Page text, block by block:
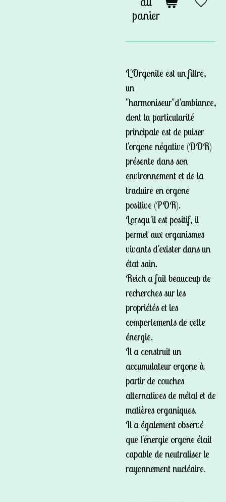
panier
L'Orgonite est un filtre,
un
"harmoniseur"d'ambiance,
dont la particularité
principale est de puiser
l'orgone négative (DOR)
présente dans son
environnement et de la
traduire en orgone
positive (POR).
Lorsqu'il est positif, il
permet aux organismes
vivants d'exister dans un
état sain.
Reich a fait beaucoup de
recherches sur les
propriétés et les
comportements de cette
énergie.
Il a construit un
accumulateur orgone à
partir de couches
alternatives de métal et de
matières organiques.
Il a également observé
que l'énergie orgone était
capable de neutraliser le
rayonnement nucléaire.